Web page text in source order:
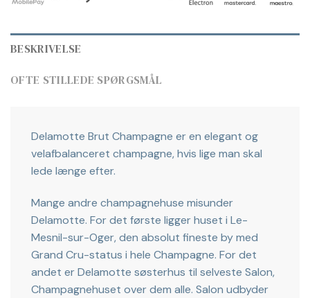
BESKRIVELSE
OFTE STILLEDE SPØRGSMÅL
Delamotte Brut Champagne er en elegant og
velafbalanceret champagne, hvis lige man skal
lede længe efter.
Mange andre champagnehuse misunder
Delamotte. For det første ligger huset i Le-
Mesnil-sur-Oger, den absolut fineste by med
Grand Cru-status i hele Champagne. For det
andet er Delamotte søsterhus til selveste Salon,
Champagnehuset over dem alle. Salon udbyder